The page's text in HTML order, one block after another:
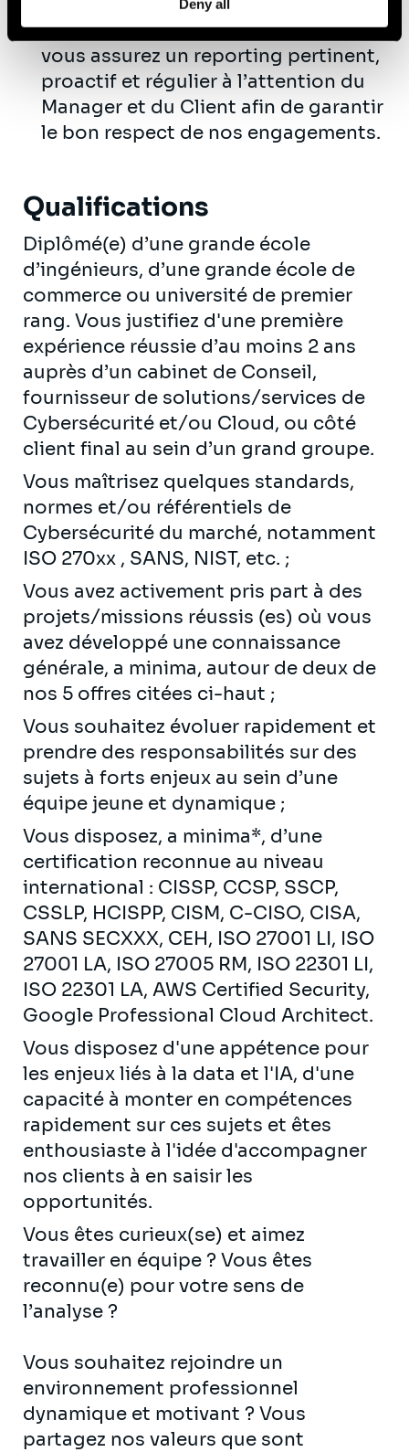
Deny all
Portez la responsabilité de sous-
chantiers d’un projet, sur lesquels
vous assurez un reporting pertinent,
proactif et régulier à l’attention du
Manager et du Client afin de garantir
le bon respect de nos engagements.
Qualifications
Diplômé(e) d’une grande école
d’ingénieurs, d’une grande école de
commerce ou université de premier
rang. Vous justifiez d'une première
expérience réussie d’au moins 2 ans
auprès d’un cabinet de Conseil,
fournisseur de solutions/services de
Cybersécurité et/ou Cloud, ou côté
client final au sein d’un grand groupe.
Vous maîtrisez quelques standards,
normes et/ou référentiels de
Cybersécurité du marché, notamment
ISO 270xx , SANS, NIST, etc. ;
Vous avez activement pris part à des
projets/missions réussis (es) où vous
avez développé une connaissance
générale, a minima, autour de deux de
nos 5 offres citées ci-haut ;
Vous souhaitez évoluer rapidement et
prendre des responsabilités sur des
sujets à forts enjeux au sein d’une
équipe jeune et dynamique ;
Vous disposez, a minima*, d’une
certification reconnue au niveau
international : CISSP, CCSP, SSCP,
CSSLP, HCISPP, CISM, C-CISO, CISA,
SANS SECXXX, CEH, ISO 27001 LI, ISO
27001 LA, ISO 27005 RM, ISO 22301 LI,
ISO 22301 LA, AWS Certified Security,
Google Professional Cloud Architect.
Vous disposez d'une appétence pour
les enjeux liés à la data et l'IA, d'une
capacité à monter en compétences
rapidement sur ces sujets et êtes
enthousiaste à l'idée d'accompagner
nos clients à en saisir les
opportunités.
Vous êtes curieux(se) et aimez
travailler en équipe ? Vous êtes
reconnu(e) pour votre sens de
l’analyse ?
Vous souhaitez rejoindre un
environnement professionnel
dynamique et motivant ? Vous
partagez nos valeurs que sont